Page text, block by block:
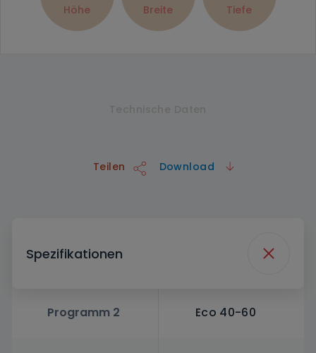
Höhe Breite Tiefe
Teilen Download
Spezifikationen
Programm 2 Eco 40-60